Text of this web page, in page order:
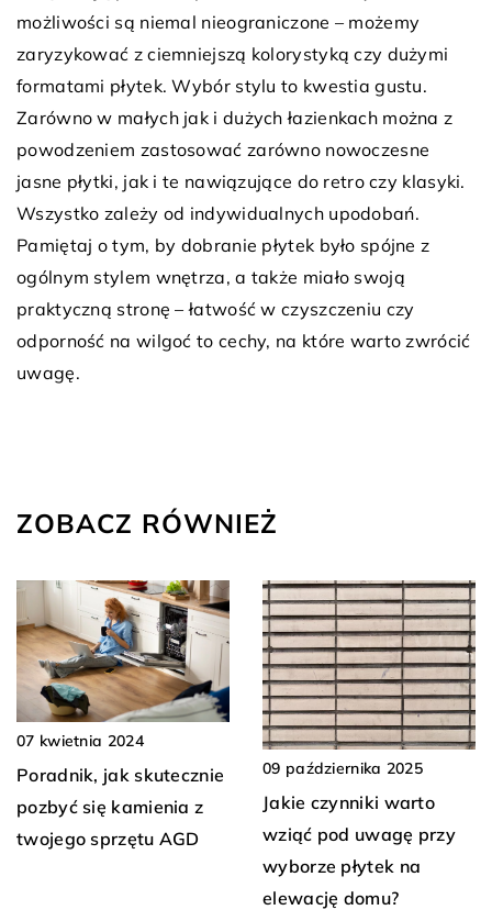
możliwości są niemal nieograniczone – możemy
zaryzykować z ciemniejszą kolorystyką czy dużymi
formatami płytek. Wybór stylu to kwestia gustu.
Zarówno w małych jak i dużych łazienkach można z
powodzeniem zastosować zarówno nowoczesne
jasne płytki, jak i te nawiązujące do retro czy klasyki.
Wszystko zależy od indywidualnych upodobań.
Pamiętaj o tym, by dobranie płytek było spójne z
ogólnym stylem wnętrza, a także miało swoją
praktyczną stronę – łatwość w czyszczeniu czy
odporność na wilgoć to cechy, na które warto zwrócić
uwagę.
ZOBACZ RÓWNIEŻ
07 kwietnia 2024
Poradnik, jak skutecznie
pozbyć się kamienia z
twojego sprzętu AGD
09 października 2025
Jakie czynniki warto
wziąć pod uwagę przy
wyborze płytek na
elewację domu?